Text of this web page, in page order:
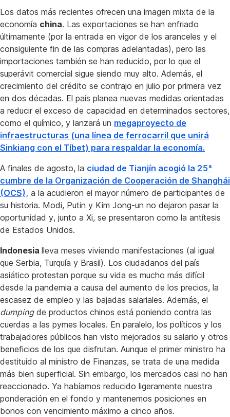
Los datos más recientes ofrecen una imagen mixta de la
economía china. Las exportaciones se han enfriado
últimamente (por la entrada en vigor de los aranceles y el
consiguiente fin de las compras adelantadas), pero las
importaciones también se han reducido, por lo que el
superávit comercial sigue siendo muy alto. Además, el
crecimiento del crédito se contrajo en julio por primera vez
en dos décadas. El país planea nuevas medidas orientadas
a reducir el exceso de capacidad en determinados sectores,
como el químico, y lanzará un megaproyecto de
infraestructuras (una línea de ferrocarril que unirá
Sinkiang con el Tíbet) para respaldar la economía.
A finales de agosto, la ciudad de Tianjín acogió la 25ª
cumbre de la Organización de Cooperación de Shanghái
(OCS), a la acudieron el mayor número de participantes de
su historia. Modi, Putin y Kim Jong-un no dejaron pasar la
oportunidad y, junto a Xi, se presentaron como la antítesis
de Estados Unidos.
Indonesia lleva meses viviendo manifestaciones (al igual
que Serbia, Turquía y Brasil). Los ciudadanos del país
asiático protestan porque su vida es mucho más difícil
desde la pandemia a causa del aumento de los precios, la
escasez de empleo y las bajadas salariales. Además, el
dumpingde productos chinos está poniendo contra las
cuerdas a las pymes locales. En paralelo, los políticos y los
trabajadores públicos han visto mejorados su salario y otros
beneficios de los que disfrutan. Aunque el primer ministro ha
destituido al ministro de Finanzas, se trata de una medida
más bien superficial. Sin embargo, los mercados casi no han
reaccionado. Ya habíamos reducido ligeramente nuestra
ponderación en el fondo y mantenemos posiciones en
bonos con vencimiento máximo a cinco años.